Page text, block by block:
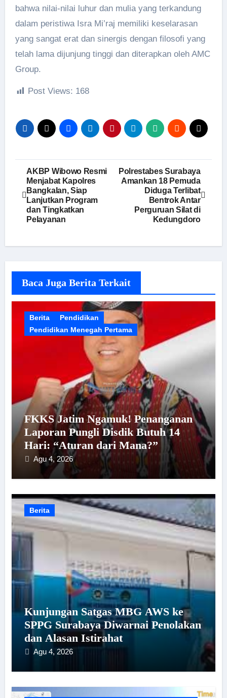
bahwa nilai-nilai luhur dan mulia yang terkandung
dalam peristiwa Isra Mi’raj memiliki keselarasan
yang sangat erat dan sinergis dengan filosofi yang
telah lama dijunjung tinggi dan diterapkan oleh AMC
Group.
Post Views: 168
Navigasi
pos
AKBP Wibowo Resmi
Menjabat Kapolres
Bangkalan, Siap
Lanjutkan Program
dan Tingkatkan
Pelayanan
Polrestabes Surabaya
Amankan 18 Pemuda
Diduga Terlibat
Bentrok Antar
Perguruan Silat di
Kedungdoro
Baca Juga Berita Terkait
Berita
Pendidikan
Pendidikan Menegah Pertama
FKKS Jatim Ngamuk! Penanganan
Laporan Pungli Disdik Butuh 14
Hari: “Aturan dari Mana?”
Agu 4, 2026
Berita
Kunjungan Satgas MBG AWS ke
SPPG Surabaya Diwarnai Penolakan
dan Alasan Istirahat
Agu 4, 2026